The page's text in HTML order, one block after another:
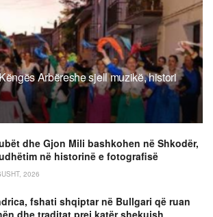
Arbëreshe sjell muzikë, histori
dhe Gjon Mili bashkohen në Shkodër,
në historinë e fotografisë
2026
fshati shqiptar në Bullgari që ruan